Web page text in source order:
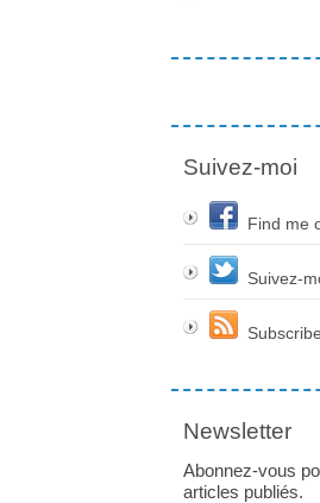
Suivez-moi
Find me
Suivez-
Newsletter
Abonnez-vous
articles publiés.